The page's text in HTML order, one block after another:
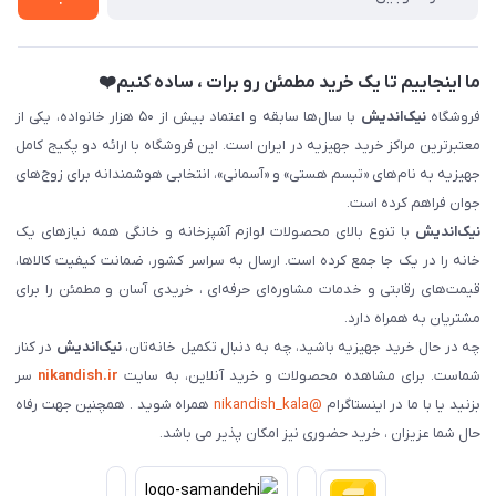
ما اینجاییم تا یک خرید مطمئن رو برات ، ساده کنیم❤️
فروشگاهنیک‌اندیش
با سال‌ها سابقه و اعتماد بیش از ۵۰ هزار خانواده، یکی از
معتبرترین مراکز خرید جهیزیه در ایران است. این فروشگاه با ارائه دو پکیج کامل
جهیزیه به نام‌های «تبسم هستی» و «آسمانی»، انتخابی هوشمندانه برای زوج‌های
جوان فراهم کرده است.
نیک‌اندیش با تنوع بالای محصولات لوازم آشپزخانه و خانگی همه نیازهای یک
خانه را در یک جا جمع کرده است. ارسال به سراسر کشور، ضمانت کیفیت کالاها،
قیمت‌های رقابتی و خدمات مشاوره‌ای حرفه‌ای ، خریدی آسان و مطمئن را برای
مشتریان به همراه دارد.
چه در حال خرید جهیزیه باشید، چه به دنبال تکمیل خانه‌تان،نیک‌اندیش در کنار
شماست. برای مشاهده محصولات و خرید آنلاین، به سایت nikandish.ir سر
بزنید یا با ما در اینستاگرام @nikandish_kala
همراه شوید . همچنین جهت رفاه
حال شما عزیزان ، خرید حضوری نیز امکان پذیر می باشد.